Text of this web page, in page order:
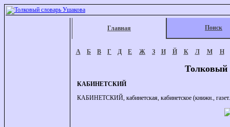
Главная Поиск
А Б В Г Д Е Ж З И Й К Л М Н
Толковый
КАБИНЕТСКИЙ
КАБИНЕТСКИЙ, кабинетская, кабинетское (книжн.,